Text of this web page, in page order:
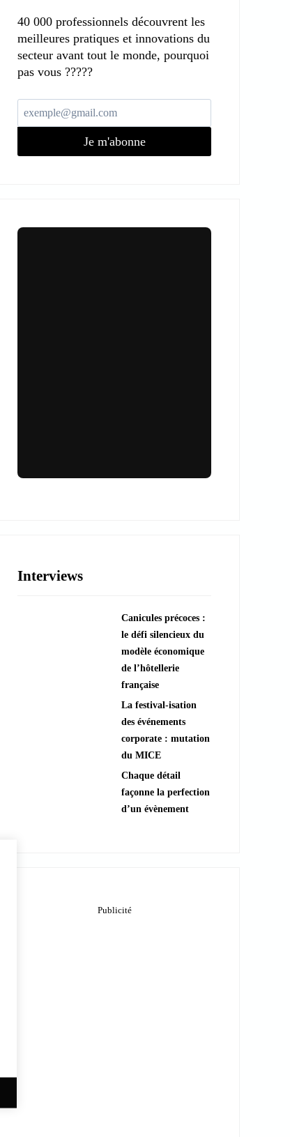
40 000 professionnels découvrent les
meilleures pratiques et innovations du
secteur avant tout le monde, pourquoi
pas vous ?????
Je m'abonne
???? Explorer les animations
Interviews
Canicules précoces :
le défi silencieux du
modèle économique
de l’hôtellerie
française
La festival-isation
des événements
corporate : mutation
du MICE
Chaque détail
façonne la perfection
d’un évènement